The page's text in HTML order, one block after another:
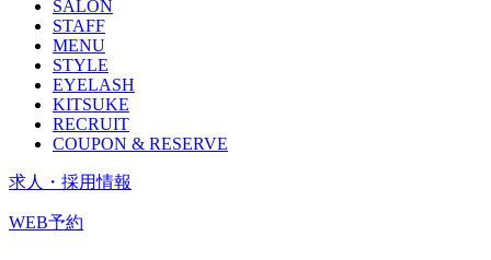
SALON
STAFF
MENU
STYLE
EYELASH
KITSUKE
RECRUIT
COUPON & RESERVE
求人・採用情報
WEB予約